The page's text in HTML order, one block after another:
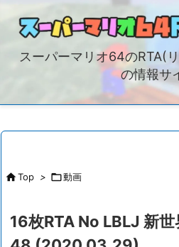
スーパーマリオ64のRTA(
の情報サ
Top > 動画
16枚RTA No LBLJ 新